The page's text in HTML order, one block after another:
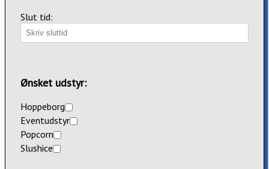
Slut tid:
Ønsket udstyr:
Hoppeborg
Eventudstyr
Popcorn
Slushice